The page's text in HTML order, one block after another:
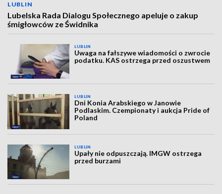
LUBLIN
Lubelska Rada Dialogu Społecznego apeluje o zakup
śmigłowców ze Świdnika
LUBLIN
Uwaga na fałszywe wiadomości o zwrocie
podatku. KAS ostrzega przed oszustwem
LUBLIN
Dni Konia Arabskiego w Janowie
Podlaskim. Czempionaty i aukcja Pride of
Poland
LUBLIN
Upały nie odpuszczają. IMGW ostrzega
przed burzami